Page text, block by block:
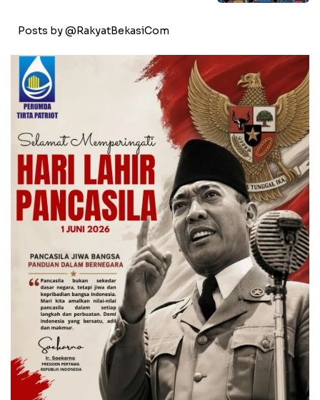
Posts by @RakyatBekasiCom